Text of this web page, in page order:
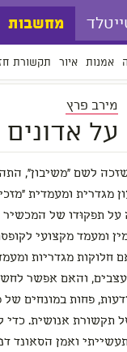
מחשבות
אמנות איור תקשורת
מירב פרץ
על
לשם "משיבון",
מגדרית ומעמדית
תפקוּדו של המכשיר
ומעמד מקצועי
חלוקות מגדריות
והאם אפשר
פחות במונחים של
תקשורת אנושית. כדי
ואמן הסאונד